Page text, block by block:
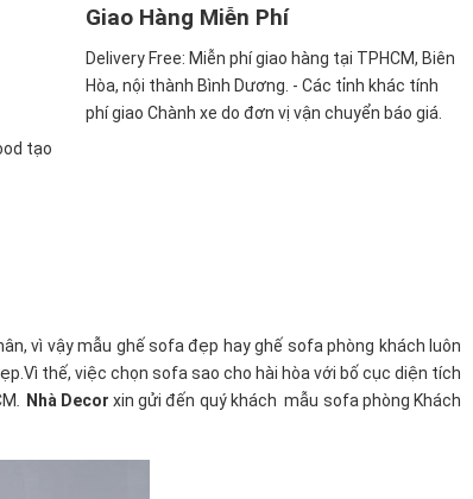
tạo
Giao Hàng Miễn Phí
Delivery Free: Miễn phí giao hàng tại TPHCM, Biên
Hòa, nội thành Bình Dương. - Các tỉnh khác tính
phí giao Chành xe do đơn vị vận chuyển báo giá.
vì vậy mẫu ghế sofa đẹp hay ghế sofa phòng khách luôn
thế, việc chọn sofa sao cho hài hòa với bố cục diện tích
. Nhà Decor xin gửi đến quý khách mẫu sofa phòng Khách